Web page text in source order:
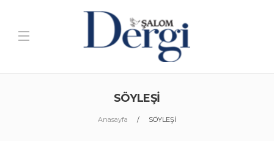
SÖYLEŞİ
Anasayfa SÖYLEŞİ